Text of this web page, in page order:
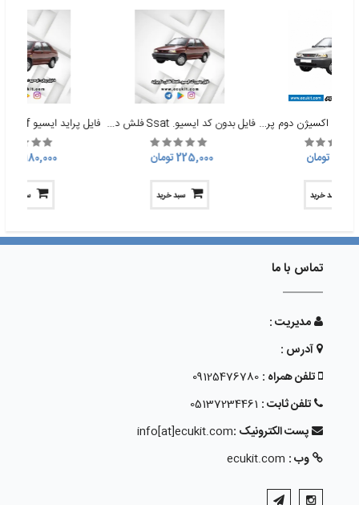
فایل ریمپ و حذف اکسیژن دوم پراید
سبد خرید
فایل بدون کد ایسیو. Ssat فلش دار پراید.
225,000 تومان
سبد خرید
180,000 تومان
سبد خرید
تماس با ما
مدیریت :
آدرس :
تلفن همراه : 09125476780
تلفن ثابت : 05137234461
پست الکترونیک :info[at]ecukit.com
وب : ecukit.com